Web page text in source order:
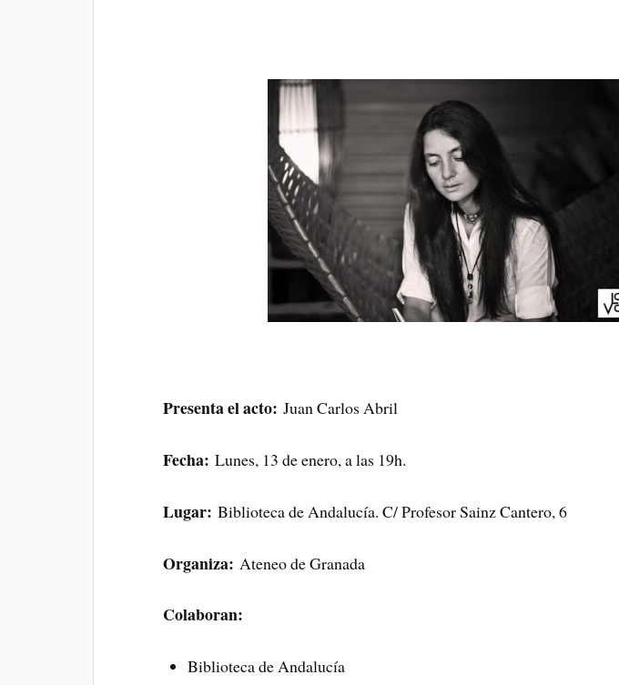
Presenta el acto: Juan Carlos Abril
Fecha:Lunes, 13 de enero, a las 19h.
Lugar: Biblioteca de Andalucía. C/ Profesor Sainz Cantero, 6
Organiza: Ateneo de Granada
Colaboran:
Biblioteca de Andalucía